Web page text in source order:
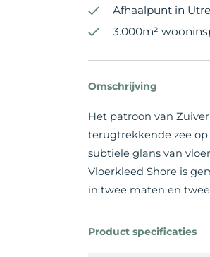
Afhaalpunt in
3.000m²
Omschrijving
Het patroon van
terugtrekkende zee
subtiele glans van
Vloerkleed Shore is
in twee maten en
Product specificaties